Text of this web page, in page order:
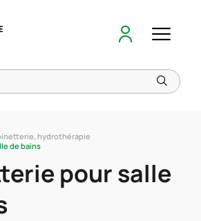
hydrothérapie
de bains
pour salle